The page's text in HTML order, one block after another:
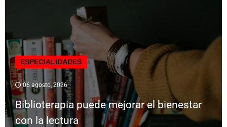
ESPECIALIDADES
06 agosto, 2026
Biblioterapia puede mejorar el bienestar
con la lectura